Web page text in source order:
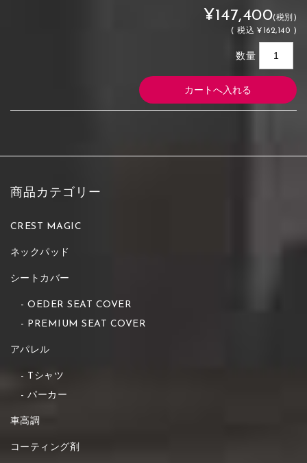
¥147,400(税別)
(税込 ¥162,140 )
数量
商品カテゴリー
CREST MAGIC
ネックパッド
シートカバー
OEDER SEAT COVER
PREMIUM SEAT COVER
アパレル
Tシャツ
パーカー
車高調
コーティング剤